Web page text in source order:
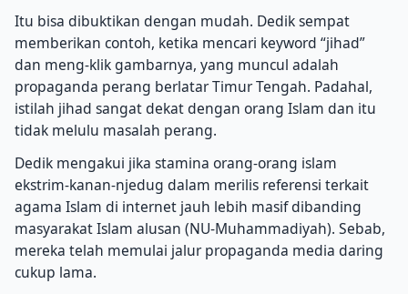
Itu bisa dibuktikan dengan mudah. Dedik sempat
memberikan contoh, ketika mencari keyword “jihad”
dan meng-klik gambarnya, yang muncul adalah
propaganda perang berlatar Timur Tengah. Padahal,
istilah jihad sangat dekat dengan orang Islam dan itu
tidak melulu masalah perang.
Dedik mengakui jika stamina orang-orang islam
ekstrim-kanan-njedug dalam merilis referensi terkait
agama Islam di internet jauh lebih masif dibanding
masyarakat Islam alusan (NU-Muhammadiyah). Sebab,
mereka telah memulai jalur propaganda media daring
cukup lama.